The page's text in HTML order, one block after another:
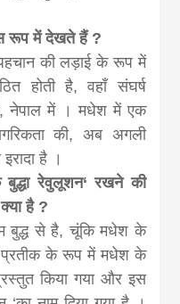
रूप में देखते हैं ?
की लड़ाई के रूप में
होती है, वहाँ संघर्ष
नेपाल में । मधेश में एक
की, अब अगली
है ।
रेवुलूशन‘ रखने की
है ?
बुद्ध से है, चूंकि मधेश के
प्रतीक के रूप में मधेश के
किया गया और इस